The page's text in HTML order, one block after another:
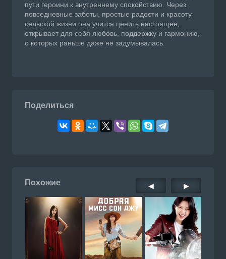
пути героини к внутреннему спокойствию. Через
повседневные заботы, простые радости и красоту
сельской жизни она учится ценить настоящее,
открывает для себя любовь, поддержку и гармонию,
о которых раньше даже не задумывалась.
Поделиться
Похожие ◀ ▶